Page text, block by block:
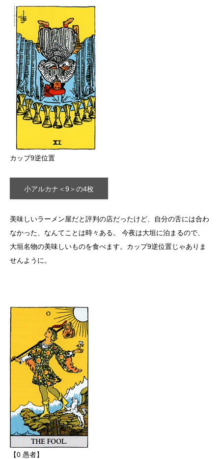
カップ9逆位置
小アルカナ＜9＞の4枚
美味しいラーメン屋だと評判の店だったけど、自分の舌には合わ
なかった、なんてことは時々ある。 今夜は大垣に泊まるので、
大垣名物の美味しいものを食べます。カップ9逆位置じゃありま
せんように。
【0 愚者】